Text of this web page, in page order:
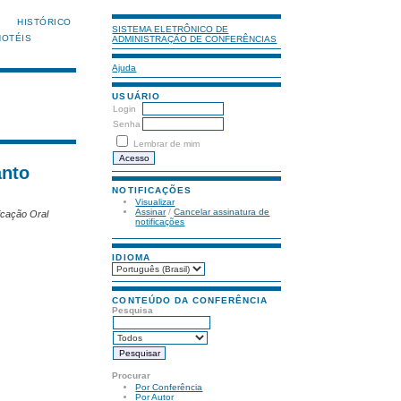
SISTEMA ELETRÔNICO DE
ADMINISTRAÇÃO DE CONFERÊNCIAS
Ajuda
USUÁRIO
Login
Senha
Lembrar de mim
NOTIFICAÇÕES
Visualizar
Assinar/Cancelar assinatura de
notificações
IDIOMA
CONTEÚDO DA CONFERÊNCIA
Pesquisa
Procurar
Por Conferência
Por Autor
HISTÓRICO
Oral